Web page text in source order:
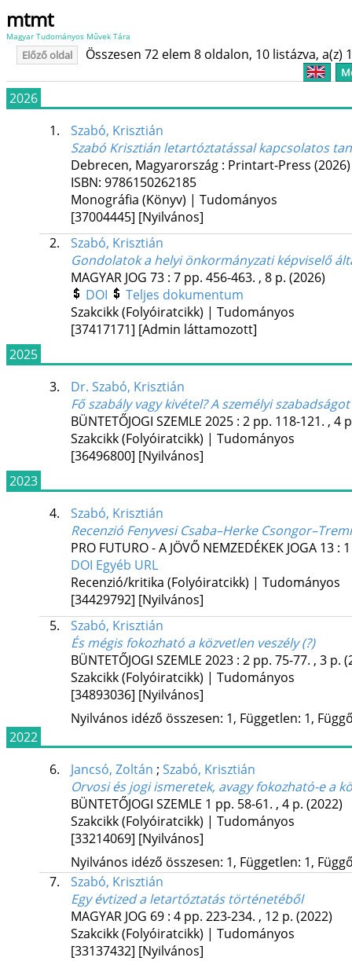
mtmt
Magyar Tudományos Művek Tára
Előző oldal Összesen 72 elem 8 oldalon, 10 listázva, a(z)
2026
1.
Szabó, Krisztián
Szabó Krisztián letartóztatással kapcsolatos
Debrecen, Magyarország : Printart-Press (2026)
ISBN: 9786150262185
Monográfia (Könyv) | Tudományos
[37004445] [Nyilvános]
2.
Szabó, Krisztián
Gondolatok a helyi önkormányzati képviselő
MAGYAR JOG 73: 7 pp. 456-463. , 8 p. (2026)
DOI
Teljes dokumentum
Szakcikk (Folyóiratcikk) | Tudományos
[37417171] [Admin láttamozott]
2025
3.
Dr. Szabó, Krisztián
Fő szabály vagy kivétel? A személyi
BÜNTETŐJOGI SZEMLE 2025: 2 pp. 118-121. , 4
Szakcikk (Folyóiratcikk) | Tudományos
[36496800] [Nyilvános]
2023
4.
Szabó, Krisztián
Recenzió Fenyvesi Csaba–Herke
PRO FUTURO - A JÖVŐ NEMZEDÉKEK JOGA 13: 1
DOI Egyéb URL
Recenzió/kritika (Folyóiratcikk) | Tudományos
[34429792] [Nyilvános]
5.
Szabó, Krisztián
És mégis fokozható a közvetlen veszély (?)
BÜNTETŐJOGI SZEMLE 2023: 2 pp. 75-77. , 3 p.
Szakcikk (Folyóiratcikk) | Tudományos
[34893036] [Nyilvános]
Nyilvános idéző összesen: 1, Független: 1,
2022
6.
Jancsó, Zoltán ; Szabó, Krisztián
Orvosi és jogi ismeretek, avagy fokozható-e a
BÜNTETŐJOGI SZEMLE 1 pp. 58-61. , 4 p. (2022)
Szakcikk (Folyóiratcikk) | Tudományos
[33214069] [Nyilvános]
Nyilvános idéző összesen: 1, Független: 1,
7.
Szabó, Krisztián
Egy évtized a letartóztatás történetéből
MAGYAR JOG 69: 4 pp. 223-234. , 12 p. (2022)
Szakcikk (Folyóiratcikk) | Tudományos
[33137432] [Nyilvános]